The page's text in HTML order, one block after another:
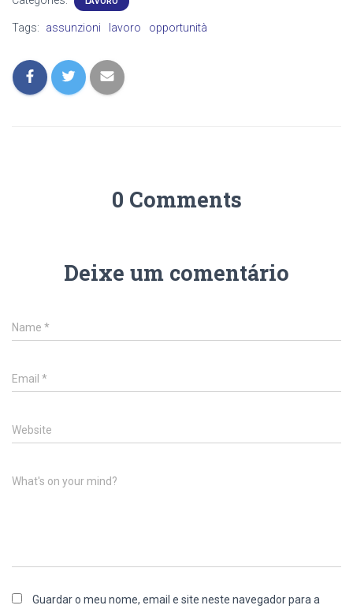
Tags: assunzioni lavoro opportunità
0 Comments
Deixe um comentário
Name *
Email *
Website
What's on your mind?
Guardar o meu nome, email e site neste navegador para a